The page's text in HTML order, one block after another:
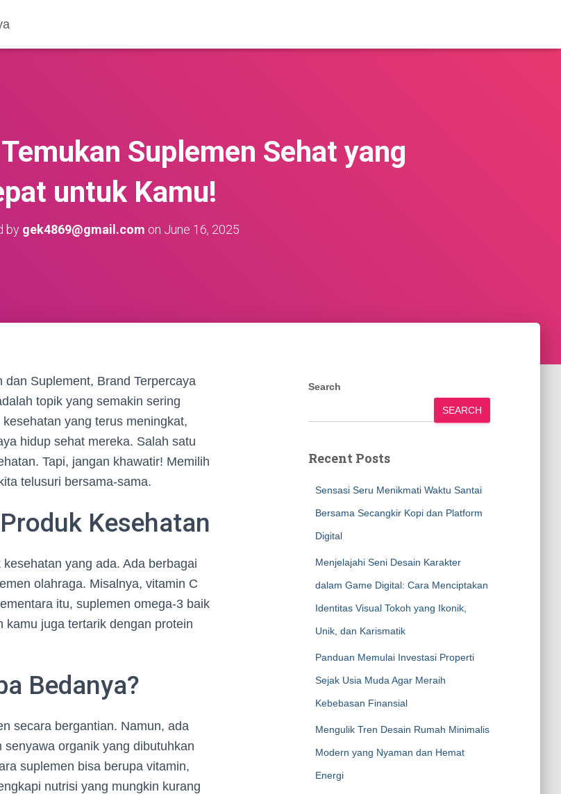
Suplemen Sehat yang
untuk Kamu!
by gek4869@gmail.com on June 16, 2025
Suplement, Brand Terpercaya
topik yang semakin sering
yang terus meningkat,
hidup sehat mereka. Salah satu
Tapi, jangan khawatir! Memilih
telusuri bersama-sama.
Kesehatan
yang ada. Ada berbagai
olahraga. Misalnya, vitamin C
itu, suplemen omega-3 baik
kamu juga tertarik dengan protein
Bedanya?
secara bergantian. Namun, ada
organik yang dibutuhkan
suplemen bisa berupa vitamin,
nutrisi yang mungkin kurang
Search
SEARCH
Recent Posts
Sensasi Seru Menikmati Waktu Santai
Bersama Secangkir Kopi dan Platform
Digital
Menjelajahi Seni Desain Karakter
dalam Game Digital: Cara Menciptakan
Identitas Visual Tokoh yang Ikonik,
Unik, dan Karismatik
Panduan Memulai Investasi Properti
Sejak Usia Muda Agar Meraih
Kebebasan Finansial
Mengulik Tren Desain Rumah Minimalis
Modern yang Nyaman dan Hemat
Energi